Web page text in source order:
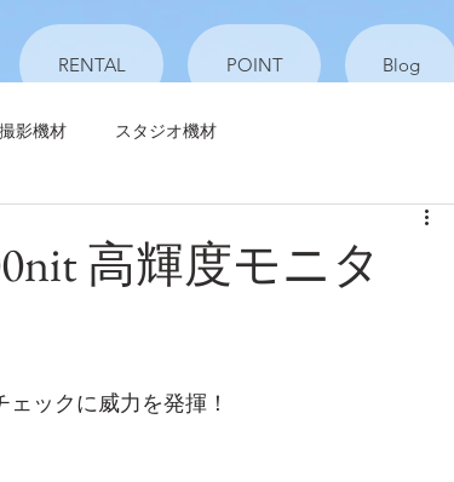
撮影機材 スタジオ機材
高輝度モニタ
ックに威力を発揮！
RENTAL POINT Blog